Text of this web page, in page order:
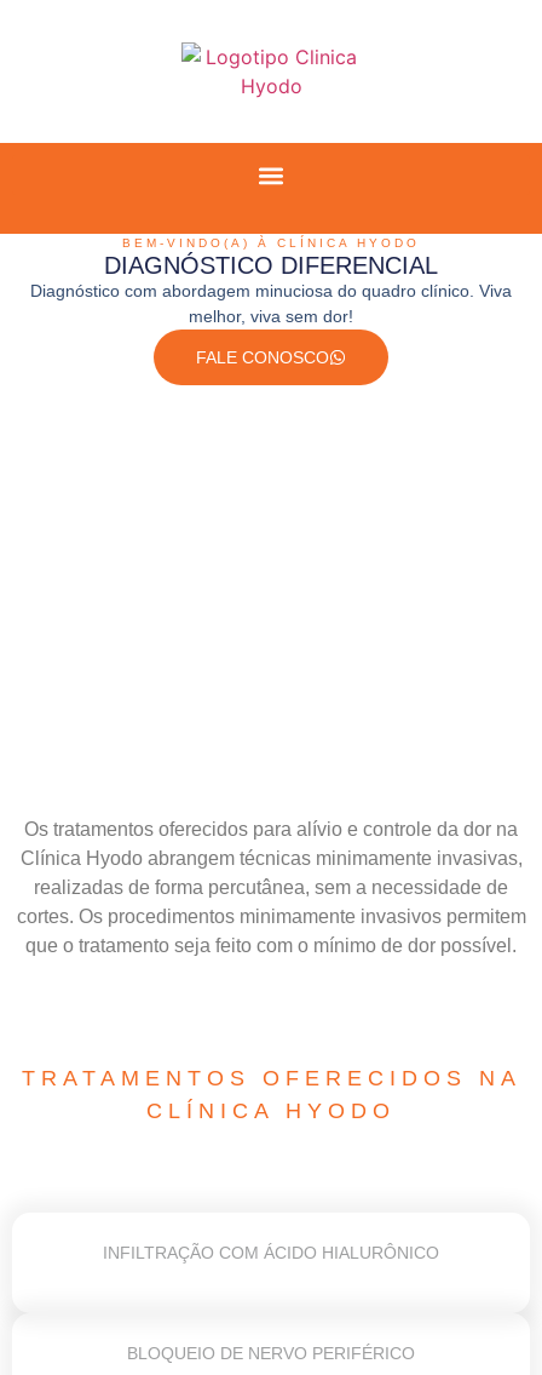
BEM-VINDO(A) À CLÍNICA HYODO
DIAGNÓSTICO DIFERENCIAL
Diagnóstico com abordagem minuciosa do quadro clínico. Viva
melhor, viva sem dor!
FALE CONOSCO
Os tratamentos oferecidos para alívio e controle da dor na
Clínica Hyodo abrangem técnicas minimamente invasivas,
realizadas de forma percutânea, sem a necessidade de
cortes. Os procedimentos minimamente invasivos permitem
que o tratamento seja feito com o mínimo de dor possível.
TRATAMENTOS OFERECIDOS NA
CLÍNICA HYODO
INFILTRAÇÃO COM ÁCIDO HIALURÔNICO
BLOQUEIO DE NERVO PERIFÉRICO